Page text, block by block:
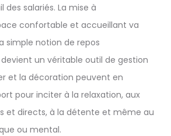
salariés. La mise à
confortable et accueillant va
simple notion de repos
devient un véritable outil de gestion
et la décoration peuvent en
pour inciter à la relaxation, aux
et directs, à la détente et même au
ou mental.